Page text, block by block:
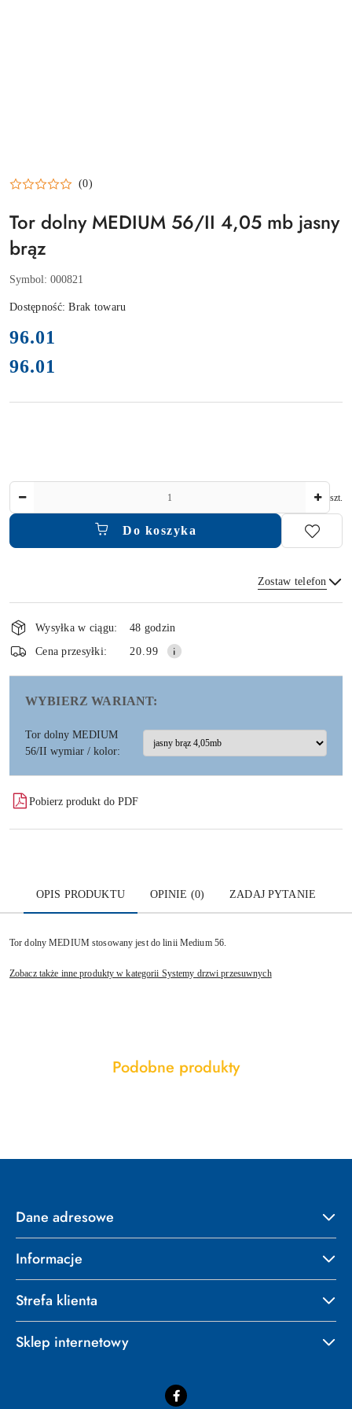
(0)
Tor dolny MEDIUM 56/II 4,05 mb jasny
brąz
Symbol: 000821
Dostępność:Brak towaru
cena:
96.01
Cena:
96.01
szt.
Do koszyka
Zostaw telefon
Wyślij
Dostępność
i
dostawa
Wysyłka w ciągu:
48 godzin
Cena przesyłki:
20.99
WYBIERZ WARIANT:
Tor dolny MEDIUM
56/II wymiar / kolor:
Pobierz produkt do PDF
OPIS PRODUKTU OPINIE (0) ZADAJ PYTANIE
Tor dolny MEDIUM stosowany jest do linii Medium 56.
Zobacz także inne produkty w kategorii Systemy drzwi przesuwnych
Pomiń karuzelę produktów
Produkty
Podobne produkty
Dane adresowe
Informacje
Strefa klienta
Sklep internetowy